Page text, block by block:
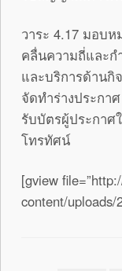
วาระ 4.17 มอบ
คลื่นความถี่และก
และบริการด้านกิ
จัดทำร่างประกา
รับบัตรผู้ประกาศ
โทรทัศน์
[gview
content/uploads/